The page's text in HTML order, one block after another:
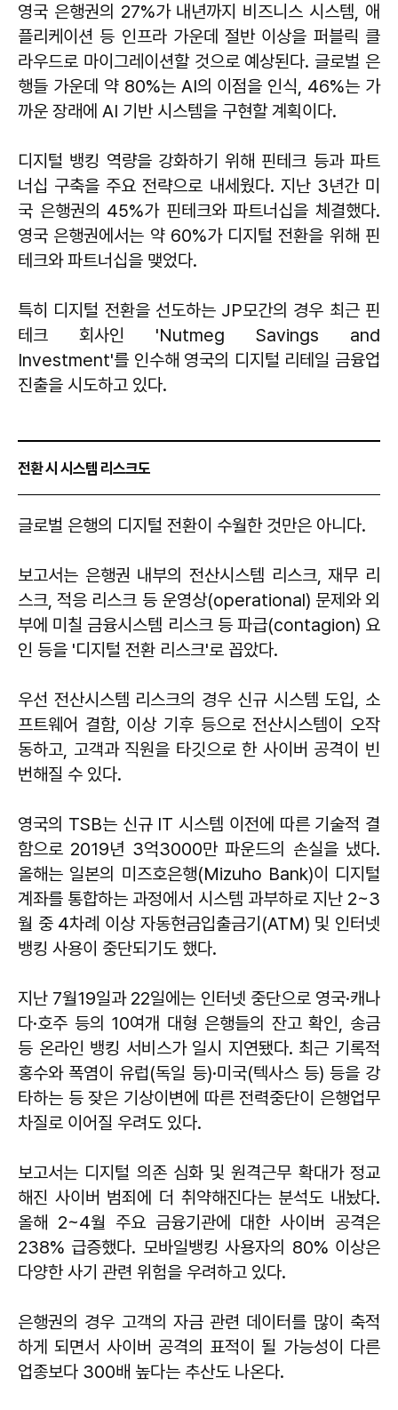
영국 은행권의 27%가 내년까지 비즈니스 시스템, 애
플리케이션 등 인프라 가운데 절반 이상을 퍼블릭 클
라우드로 마이그레이션할 것으로 예상된다. 글로벌 은
행들 가운데 약 80%는 AI의 이점을 인식, 46%는 가
까운 장래에 AI 기반 시스템을 구현할 계획이다.
디지털 뱅킹 역량을 강화하기 위해 핀테크 등과 파트
너십 구축을 주요 전략으로 내세웠다. 지난 3년간 미
국 은행권의 45%가 핀테크와 파트너십을 체결했다.
영국 은행권에서는 약 60%가 디지털 전환을 위해 핀
테크와 파트너십을 맺었다.
특히 디지털 전환을 선도하는 JP모간의 경우 최근 핀
테크 회사인 'Nutmeg Savings and
Investment'를 인수해 영국의 디지털 리테일 금융업
진출을 시도하고 있다.
전환 시 시스템 리스크도
글로벌 은행의 디지털 전환이 수월한 것만은 아니다.
보고서는 은행권 내부의 전산시스템 리스크, 재무 리
스크, 적응 리스크 등 운영상(operational) 문제와 외
부에 미칠 금융시스템 리스크 등 파급(contagion) 요
인 등을 '디지털 전환 리스크'로 꼽았다.
우선 전산시스템 리스크의 경우 신규 시스템 도입, 소
프트웨어 결함, 이상 기후 등으로 전산시스템이 오작
동하고, 고객과 직원을 타깃으로 한 사이버 공격이 빈
번해질 수 있다.
영국의 TSB는 신규 IT 시스템 이전에 따른 기술적 결
함으로 2019년 3억3000만 파운드의 손실을 냈다.
올해는 일본의 미즈호은행(Mizuho Bank)이 디지털
계좌를 통합하는 과정에서 시스템 과부하로 지난 2~3
월 중 4차례 이상 자동현금입출금기(ATM) 및 인터넷
뱅킹 사용이 중단되기도 했다.
지난 7월19일과 22일에는 인터넷 중단으로 영국·캐나
다·호주 등의 10여개 대형 은행들의 잔고 확인, 송금
등 온라인 뱅킹 서비스가 일시 지연됐다. 최근 기록적
홍수와 폭염이 유럽(독일 등)·미국(텍사스 등) 등을 강
타하는 등 잦은 기상이변에 따른 전력중단이 은행업무
차질로 이어질 우려도 있다.
보고서는 디지털 의존 심화 및 원격근무 확대가 정교
해진 사이버 범죄에 더 취약해진다는 분석도 내놨다.
올해 2~4월 주요 금융기관에 대한 사이버 공격은
238% 급증했다. 모바일뱅킹 사용자의 80% 이상은
다양한 사기 관련 위험을 우려하고 있다.
은행권의 경우 고객의 자금 관련 데이터를 많이 축적
하게 되면서 사이버 공격의 표적이 될 가능성이 다른
업종보다 300배 높다는 추산도 나온다.